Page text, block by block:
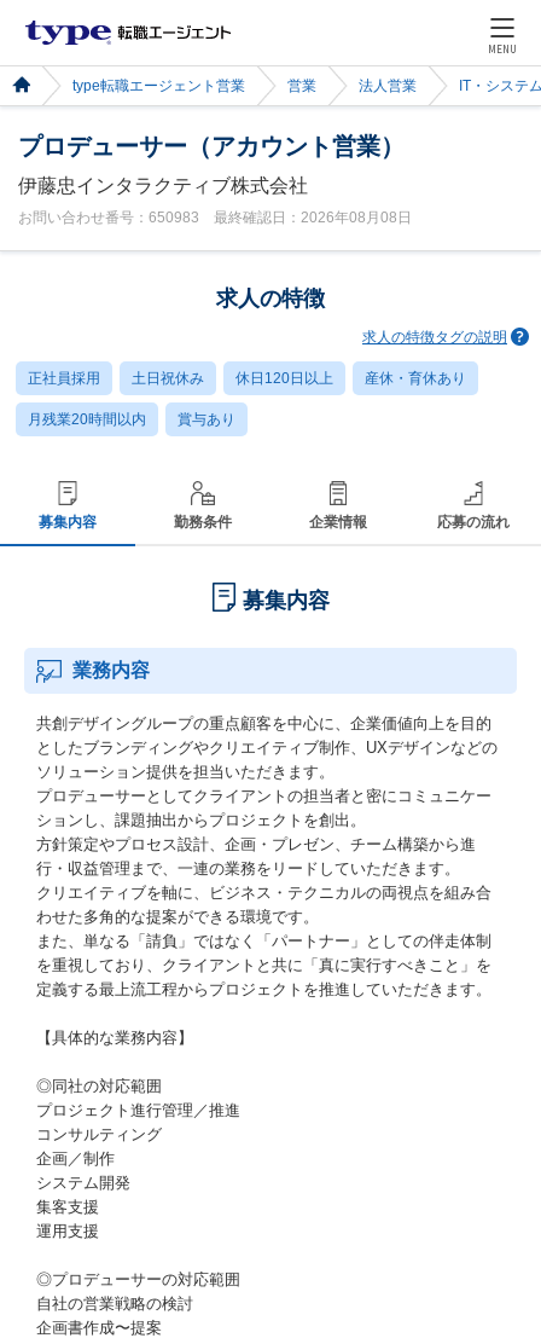
MENU
type転職エージェント営業 営業 法人営業 IT・システ
プロデューサー（アカウント営業）
伊藤忠インタラクティブ株式会社
お問い合わせ番号：650983 最終確認日：2026年08月08日
求人の特徴
求人の特徴タグの説明
正社員採用 土日祝休み 休日120日以上 産休・育休あり
月残業20時間以内 賞与あり
募集内容 勤務条件 企業情報 応募の流れ
募集内容
業務内容
共創デザイングループの重点顧客を中心に、企業価値向上を目的
としたブランディングやクリエイティブ制作、UXデザインなどの
ソリューション提供を担当いただきます。
プロデューサーとしてクライアントの担当者と密にコミュニケー
ションし、課題抽出からプロジェクトを創出。
方針策定やプロセス設計、企画・プレゼン、チーム構築から進
行・収益管理まで、一連の業務をリードしていただきます。
クリエイティブを軸に、ビジネス・テクニカルの両視点を組み合
わせた多角的な提案ができる環境です。
また、単なる「請負」ではなく「パートナー」としての伴走体制
を重視しており、クライアントと共に「真に実行すべきこと」を
定義する最上流工程からプロジェクトを推進していただきます。
【具体的な業務内容】
◎同社の対応範囲
プロジェクト進行管理／推進
コンサルティング
企画／制作
システム開発
集客支援
運用支援
◎プロデューサーの対応範囲
自社の営業戦略の検討
企画書作成〜提案